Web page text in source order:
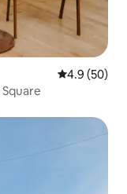
Calificación
4.9 (50)